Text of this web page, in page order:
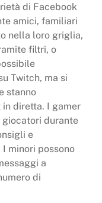
di Facebook
amici, familiari
nella loro griglia,
filtri, o
Twitch, ma si
stanno
diretta. I gamer
giocatori durante
e
minori possono
a
di